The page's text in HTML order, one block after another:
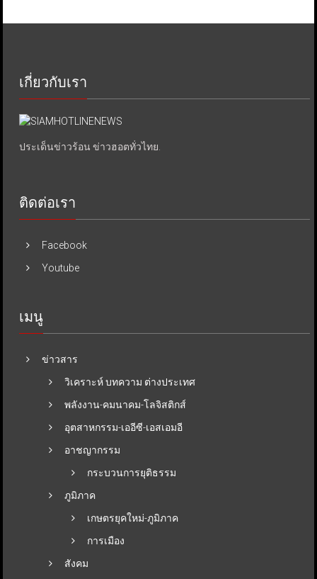
เกี่ยวกับเรา
ประเด็นข่าวร้อน ข่าวฮอตทั่วไทย.
ติดต่อเรา
Facebook
Youtube
เมนู
ข่าวสาร
วิเคราะห์ บทความ ต่างประเทศ
พลังงาน-คมนาคม-โลจิสติกส์
อุตสาหกรรม-เออีซี-เอสเอมอี
อาชญากรรม
กระบวนการยุติธรรม
ภูมิภาค
เกษตรยุคใหม่-ภูมิภาค
การเมือง
สังคม